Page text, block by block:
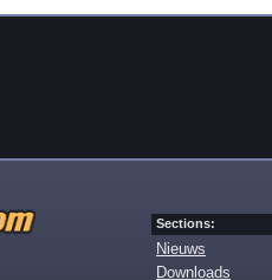
Sections:
Nieuws
Downloads